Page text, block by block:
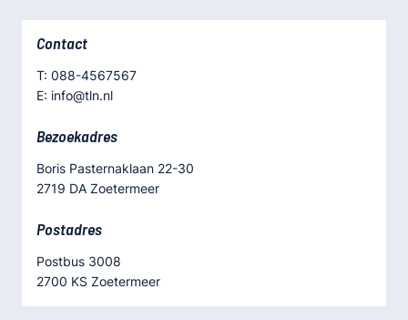
Contact
T: 088-4567567
E: info@tln.nl
Bezoekadres
Boris Pasternaklaan 22-30
2719 DA Zoetermeer
Postadres
Postbus 3008
2700 KS Zoetermeer